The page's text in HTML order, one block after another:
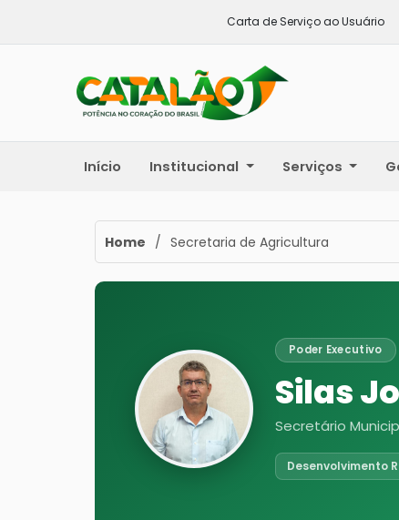
Carta de Serviço ao Usuário
Início Institucional Serviços
Home / Secretaria de Agricultura
Poder Executivo
Silas
Secretário
Desenvolvimento